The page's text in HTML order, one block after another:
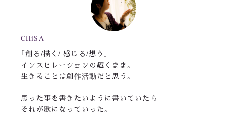
CHiSA
「創る/描く/ 感じる/想う」
インスピレーションの趣くまま。
生きることは創作活動だと思う。
思った事を書きたいように書いていたら
それが歌になっていった。